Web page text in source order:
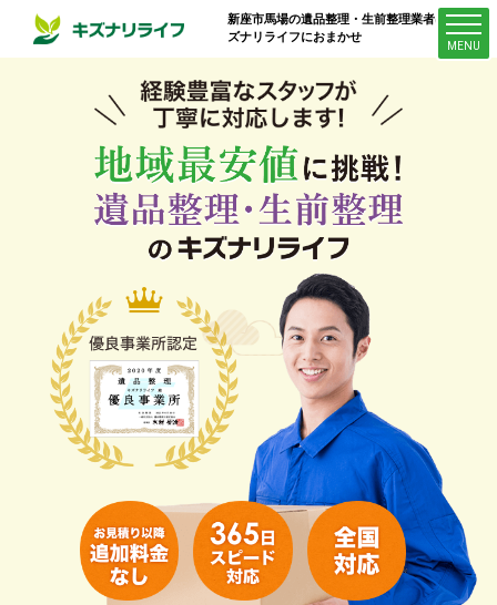
新座市馬場の遺品整理・生前整理業者はキ
ズナリライフにおまかせ